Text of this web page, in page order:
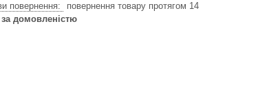
повернення товару протягом 14
за домовленістю